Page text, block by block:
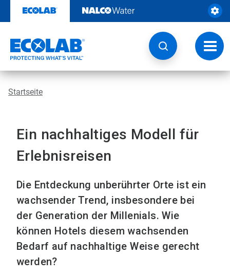
Inhalt
Startseite
Ein nachhaltiges Modell für
Erlebnisreisen
Die Entdeckung unberührter Orte ist ein
wachsender Trend, insbesondere bei
der Generation der Millenials. Wie
können Hotels diesem wachsenden
Bedarf auf nachhaltige Weise gerecht
werden?